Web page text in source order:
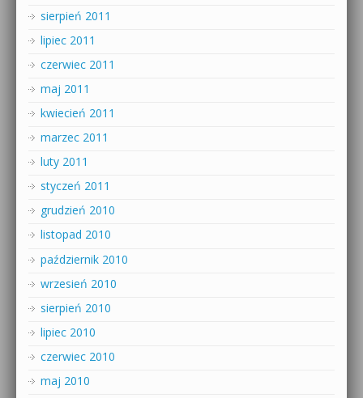
sierpień 2011
lipiec 2011
czerwiec 2011
maj 2011
kwiecień 2011
marzec 2011
luty 2011
styczeń 2011
grudzień 2010
listopad 2010
październik 2010
wrzesień 2010
sierpień 2010
lipiec 2010
czerwiec 2010
maj 2010